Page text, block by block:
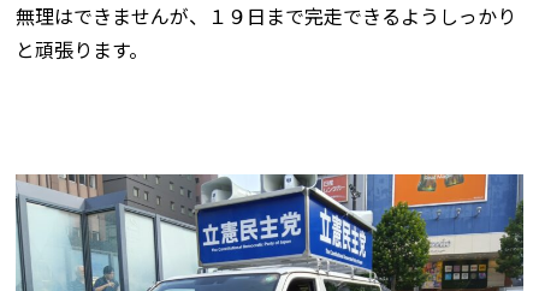
無理はできませんが、１９日まで完走できるようしっかり
と頑張ります。